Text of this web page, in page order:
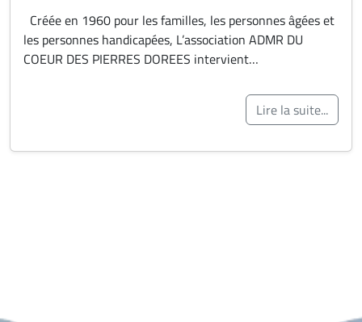
Créée en 1960 pour les familles, les personnes âgées et
les personnes handicapées, L’association ADMR DU
COEUR DES PIERRES DOREES intervient…
Lire la suite...